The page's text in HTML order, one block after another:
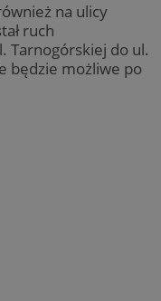
na ulicy
ruch
Tarnogórskiej do ul.
będzie możliwe po